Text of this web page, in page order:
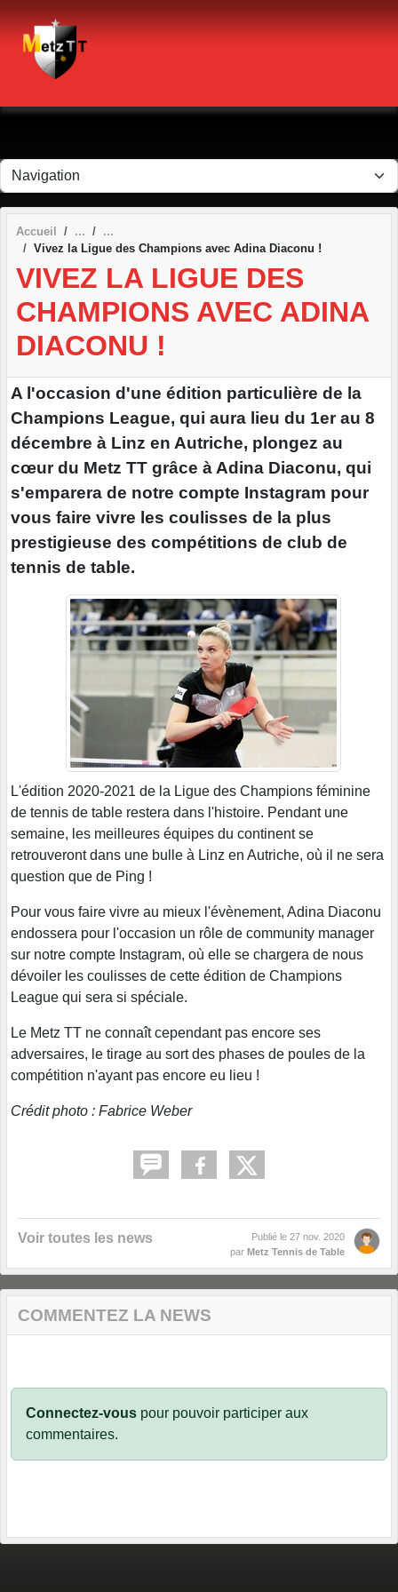
Accueil
Vivez la Ligue des Champions avec Adina Diaconu !
VIVEZ LA LIGUE DES
CHAMPIONS AVEC ADINA
DIACONU !
A l'occasion d'une édition particulière de la
Champions League, qui aura lieu du 1er au 8
décembre à Linz en Autriche, plongez au
cœur du Metz TT grâce à Adina Diaconu, qui
s'emparera de notre compte Instagram pour
vous faire vivre les coulisses de la plus
prestigieuse des compétitions de club de
tennis de table.
L'édition 2020-2021 de la Ligue des Champions féminine
de tennis de table restera dans l'histoire. Pendant une
semaine, les meilleures équipes du continent se
retrouveront dans une bulle à Linz en Autriche, où il ne sera
question que de Ping !
Pour vous faire vivre au mieux l'évènement, Adina Diaconu
endossera pour l'occasion un rôle de community manager
sur notre compte Instagram, où elle se chargera de nous
dévoiler les coulisses de cette édition de Champions
League qui sera si spéciale.
Le Metz TT ne connaît cependant pas encore ses
adversaires, le tirage au sort des phases de poules de la
compétition n'ayant pas encore eu lieu !
Crédit photo : Fabrice Weber
Voir toutes les news Publié le 27 nov. 2020
par Metz Tennis de Table
COMMENTEZ LA NEWS
Connectez-vous pour pouvoir participer aux
commentaires.